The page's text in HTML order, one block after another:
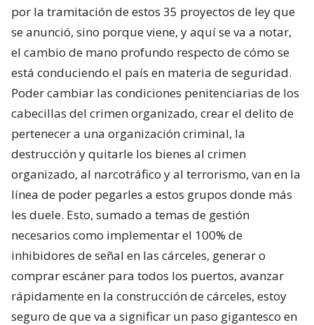
por la tramitación de estos 35 proyectos de ley que
se anunció, sino porque viene, y aquí se va a notar,
el cambio de mano profundo respecto de cómo se
está conduciendo el país en materia de seguridad.
Poder cambiar las condiciones penitenciarias de los
cabecillas del crimen organizado, crear el delito de
pertenecer a una organización criminal, la
destrucción y quitarle los bienes al crimen
organizado, al narcotráfico y al terrorismo, van en la
línea de poder pegarles a estos grupos donde más
les duele. Esto, sumado a temas de gestión
necesarios como implementar el 100% de
inhibidores de señal en las cárceles, generar o
comprar escáner para todos los puertos, avanzar
rápidamente en la construcción de cárceles, estoy
seguro de que va a significar un paso gigantesco en